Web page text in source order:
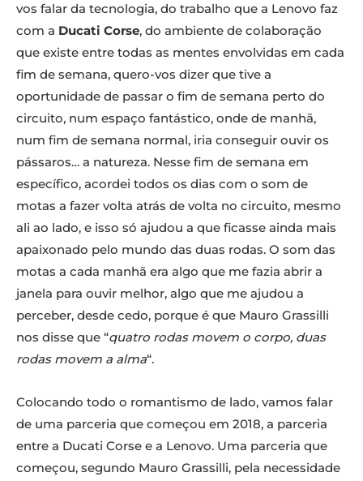
vos falar da tecnologia, do trabalho que a Lenovo faz
com a Ducati Corse, do ambiente de colaboração
que existe entre todas as mentes envolvidas em cada
fim de semana, quero-vos dizer que tive a
oportunidade de passar o fim de semana perto do
circuito, num espaço fantástico, onde de manhã,
num fim de semana normal, iria conseguir ouvir os
pássaros… a natureza. Nesse fim de semana em
específico, acordei todos os dias com o som de
motas a fazer volta atrás de volta no circuito, mesmo
ali ao lado, e isso só ajudou a que ficasse ainda mais
apaixonado pelo mundo das duas rodas. O som das
motas a cada manhã era algo que me fazia abrir a
janela para ouvir melhor, algo que me ajudou a
perceber, desde cedo, porque é que Mauro Grassilli
nos disse que “quatro rodas movem o corpo, duas
rodas movem a alma“.
Colocando todo o romantismo de lado, vamos falar
de uma parceria que começou em 2018, a parceria
entre a Ducati Corse e a Lenovo. Uma parceria que
começou, segundo Mauro Grassilli, pela necessidade